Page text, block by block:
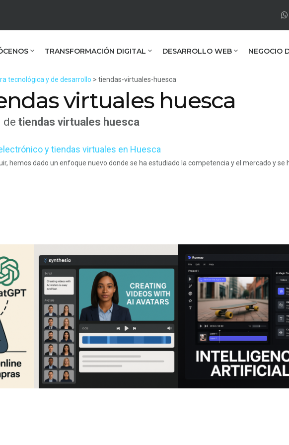
TRANSFORMACIÓN DIGITAL DESARROLLO WEB NEGOCIO
tecnológica y de desarrollo > tiendas-virtuales-huesca
virtuales huesca
de tiendas virtuales huesca
y tiendas virtuales en Huesca
hemos dado un enfoque nuevo donde se ha estudiado la competencia y el mercado y